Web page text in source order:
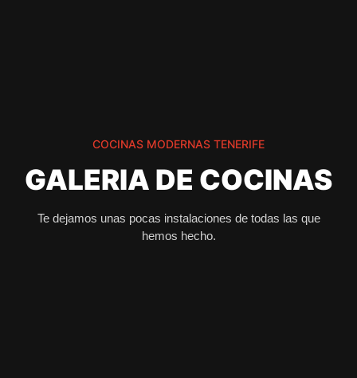
COCINAS MODERNAS TENERIFE
GALERIA DE COCINAS
Te dejamos unas pocas instalaciones de todas las que
hemos hecho.